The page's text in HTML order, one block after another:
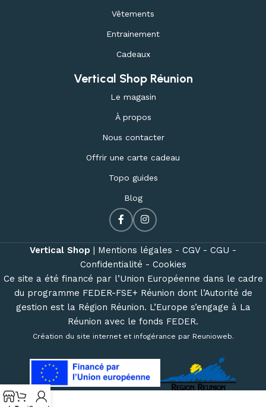
Vêtements
Entrainement
Cadeaux
Vertical Shop Réunion
Le magasin
À propos
Nous contacter
Offrir une carte cadeau
Topo guides
Blog
Vertical Shop Mentions légales - CGV - CGU -
Confidentialité - Cookies
Ce site a été financé par l’Union Européenne dans le cadre
du programme FEDER-FSE+ Réunion dont l’Autorité de
gestion est la Région Réunion. L’Europe s’engage à La
Réunion avec le fonds FEDER.
Création du site internet et infogérance par Reunioweb.